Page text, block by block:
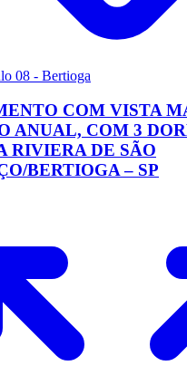
08 - Bertioga
COM VISTA
ANUAL, COM 3
RIVIERA DE SÃO
BERTIOGA – SP